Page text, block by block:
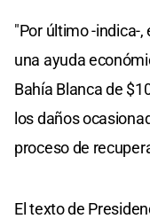
"Por último -indica-
una ayuda
Bahía Blanca de
los daños
proceso de
El texto de